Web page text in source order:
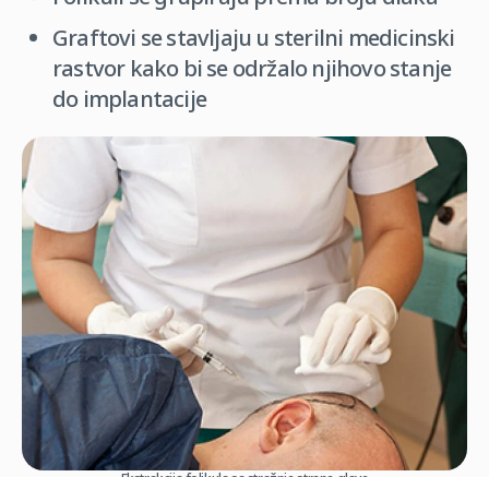
Graftovi se stavljaju u sterilni medicinski
rastvor kako bi se održalo njihovo stanje
do implantacije